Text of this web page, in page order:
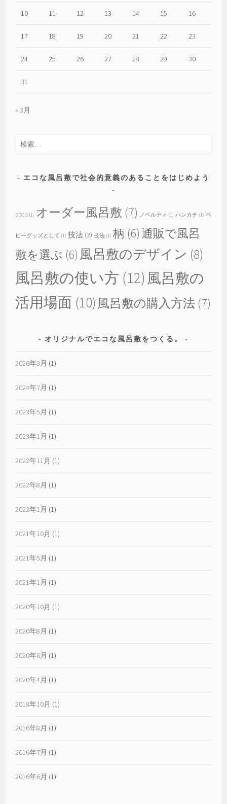
ぱ
10 11 12 13 14 15 16
17 18 19 20 21 22 23
24 25 26 27 28 29 30
31
« 3月
検
エコな風呂敷で社会的意義のあることをはじめよう
SDGS (1) オーダー風呂敷 (7) ノベルティ (1) ハンカチ (1) ベ
ビーグッズとして (1) 技法 (2) 技法 (1) 柄 (6)通販で風呂
敷を選ぶ (6) 風呂敷のデザイン (8)
風呂敷の使い方 (12) 風呂敷の
活用場面 (10) 風呂敷の購入方法 (7)
オリジナルでエコな風呂敷をつくる。
2026年3月 (1)
2024年7月 (1)
2023年5月 (1)
2023年1月 (1)
2022年11月 (1)
2022年8月 (1)
2022年1月 (1)
2021年10月 (1)
2021年5月 (1)
2021年1月 (1)
2020年10月 (1)
2020年8月 (1)
2020年6月 (1)
2020年4月 (1)
2018年10月 (1)
2016年8月 (1)
2016年7月 (1)
2016年6月 (1)